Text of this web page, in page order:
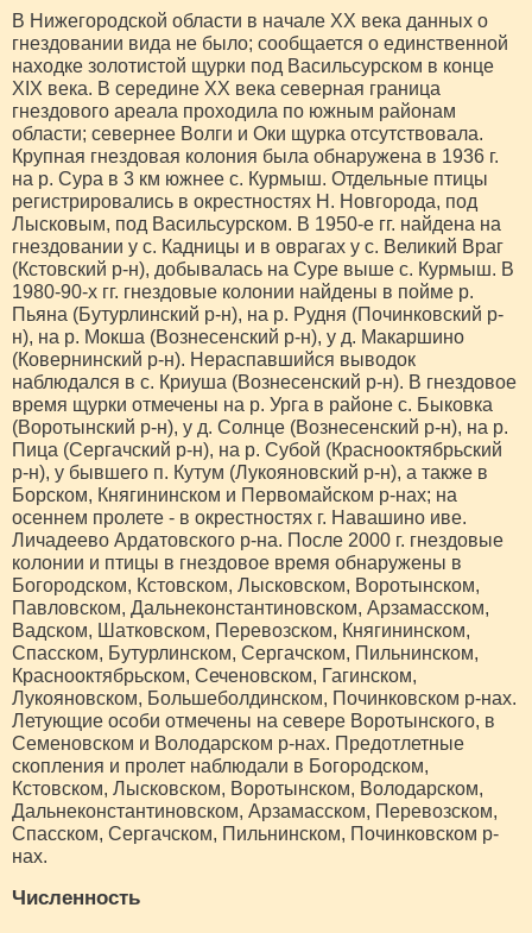
В Нижегородской области в начале XX века данных о
гнездовании вида не было; сообщается о единственной
находке золотистой щурки под Васильсурском в конце
XIX века. В середине XX века северная граница
гнездового ареала проходила по южным районам
области; севернее Волги и Оки щурка отсутствовала.
Крупная гнездовая колония была обнаружена в 1936 г.
на р. Сура в 3 км южнее с. Курмыш. Отдельные птицы
регистрировались в окрестностях Н. Новгорода, под
Лысковым, под Васильсурском. В 1950-е гг. найдена на
гнездовании у с. Кадницы и в оврагах у с. Великий Враг
(Кстовский р-н), добывалась на Суре выше с. Курмыш. В
1980-90-х гг. гнездовые колонии найдены в пойме р.
Пьяна (Бутурлинский р-н), на р. Рудня (Починковский р-
н), на р. Мокша (Вознесенский р-н), у д. Макаршино
(Ковернинский р-н). Нераспавшийся выводок
наблюдался в с. Криуша (Вознесенский р-н). В гнездовое
время щурки отмечены на р. Урга в районе с. Быковка
(Воротынский р-н), у д. Солнце (Вознесенский р-н), на р.
Пица (Сергачский р-н), на р. Субой (Краснооктябрьский
р-н), у бывшего п. Кутум (Лукояновский р-н), а также в
Борском, Княгининском и Первомайском р-нах; на
осеннем пролете - в окрестностях г. Навашино иве.
Личадеево Ардатовского р-на. После 2000 г. гнездовые
колонии и птицы в гнездовое время обнаружены в
Богородском, Кстовском, Лысковском, Воротынском,
Павловском, Дальнеконстантиновском, Арзамасском,
Вадском, Шатковском, Перевозском, Княгининском,
Спасском, Бутурлинском, Сергачском, Пильнинском,
Краснооктябрьском, Сеченовском, Гагинском,
Лукояновском, Большеболдинском, Починковском р-нах.
Летующие особи отмечены на севере Воротынского, в
Семеновском и Володарском р-нах. Предотлетные
скопления и пролет наблюдали в Богородском,
Кстовском, Лысковском, Воротынском, Володарском,
Дальнеконстантиновском, Арзамасском, Перевозском,
Спасском, Сергачском, Пильнинском, Починковском р-
нах.
Численность